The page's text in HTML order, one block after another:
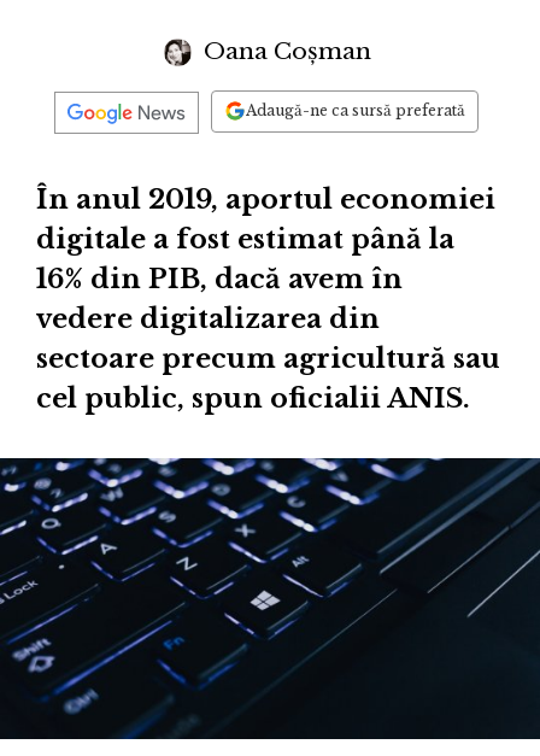
Oana Coșman
Adaugă-ne ca sursă preferată
În anul 2019, aportul economiei
digitale a fost estimat până la
16% din PIB, dacă avem în
vedere digitalizarea din
sectoare precum agricultură sau
cel public, spun oficialii ANIS.